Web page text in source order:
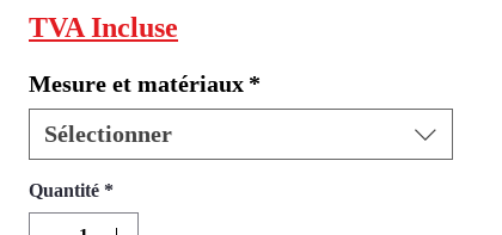
TVA Incluse
Mesure et matériaux *
Sélectionner
Quantité *